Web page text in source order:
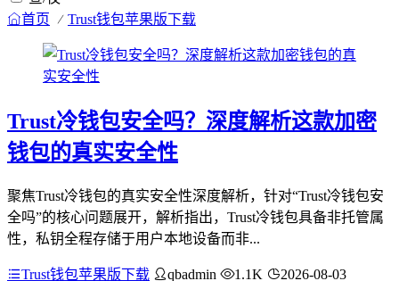
首页 Trust钱包苹果版下载
Trust冷钱包安全吗？深度解析这款加密
钱包的真实安全性
聚焦Trust冷钱包的真实安全性深度解析，针对“Trust冷钱包安
全吗”的核心问题展开，解析指出，Trust冷钱包具备非托管属
性，私钥全程存储于用户本地设备而非...
Trust钱包苹果版下载 qbadmin 1.1K 2026-08-03